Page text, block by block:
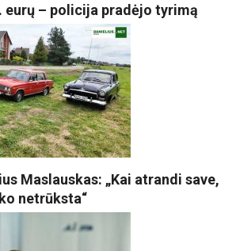
eurų – policija pradėjo tyrimą
Maslauskas: „Kai atrandi save,
netrūksta“